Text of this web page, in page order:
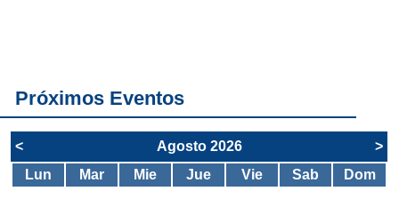
Próximos Eventos
< Agosto 2026
>
Lun
Mar Mie Jue Vie Sab Dom